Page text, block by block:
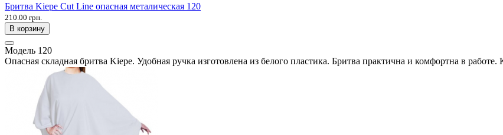
Бритва Kiepe Cut Line опасная металическая 120
210.00 грн.
В корзину
Модель 120
Опасная складная бритва Kiepe. Удобная ручка изготовлена из белого пластика. Бритва практична и комфортна в